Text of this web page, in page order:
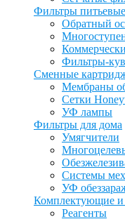
Фильтры питьевые
Обратный
Фильтры-
Сменные
Мембраны
Сетки
УФ лампы
Фильтры для дома
Умягчители
Системы
УФ
Комплектующие и
Реагенты